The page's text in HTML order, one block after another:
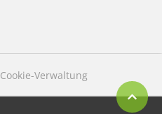
Cookie-Verwaltung